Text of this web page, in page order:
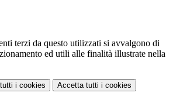
terzi da questo utilizzati si avvalgono di
ed utili alle finalità illustrate nella
i cookies Accetta tutti i cookies